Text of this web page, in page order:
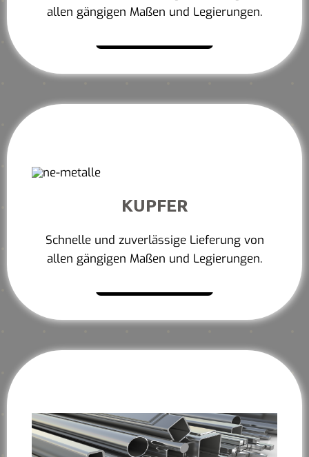
allen gängigen Maßen und Legierungen.
KUPFER
Schnelle und zuverlässige Lieferung von
allen gängigen Maßen und Legierungen.